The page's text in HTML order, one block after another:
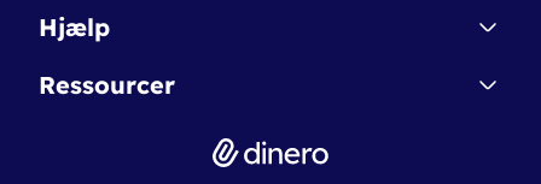
Betingelser & Sikkerhed
Nye funktioner
Dinero Starter
Dinero Pro
Hjælp
Regnskabsordbogen
Ressourcer